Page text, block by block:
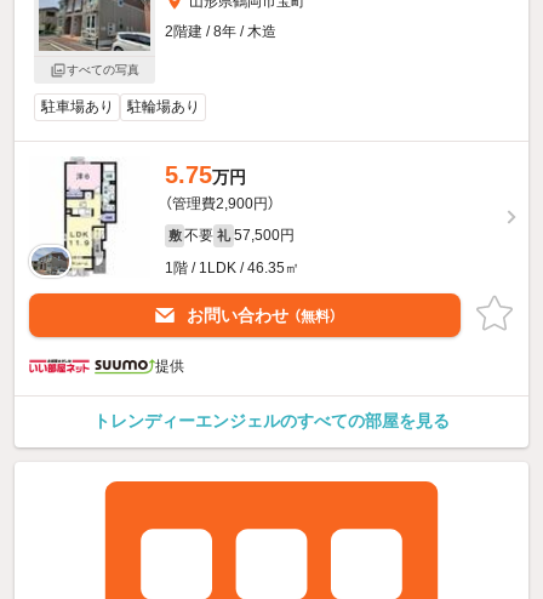
すべての写真
2階建 / 8年 / 木造
駐車場あり 駐輪場あり
5.75万円
（管理費2,900円）
敷 不要 礼 57,500円
1階 / 1LDK / 46.35㎡
お問い合わせ （無料）
提供
トレンディーエンジェルのすべての部屋を見る